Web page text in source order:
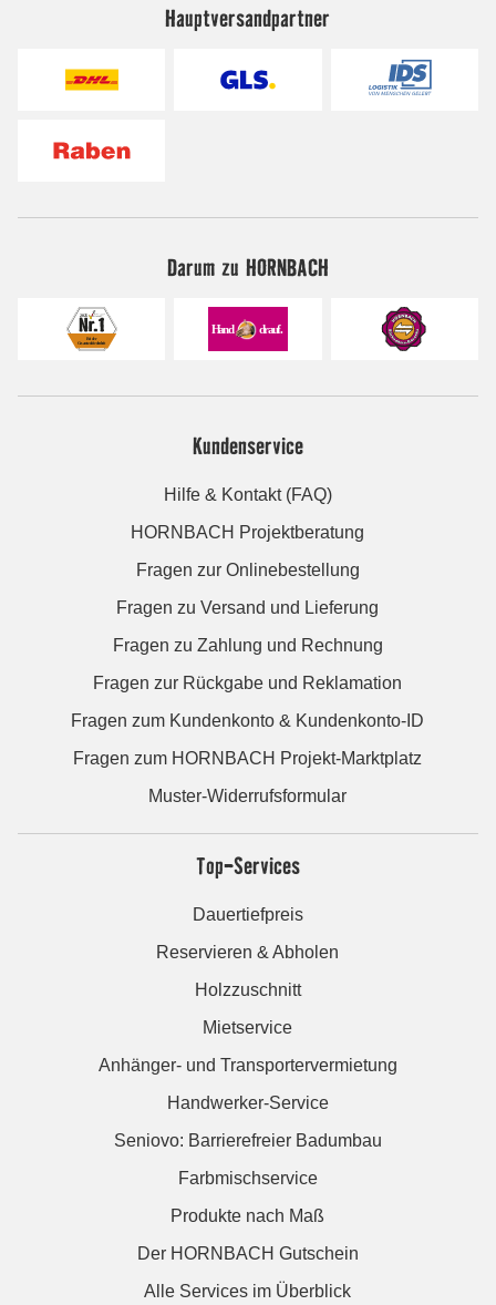
Hauptversandpartner
Darum zu HORNBACH
Kundenservice
Hilfe & Kontakt (FAQ)
HORNBACH Projektberatung
Fragen zur Onlinebestellung
Fragen zu Versand und Lieferung
Fragen zu Zahlung und Rechnung
Fragen zur Rückgabe und Reklamation
Fragen zum Kundenkonto & Kundenkonto-ID
Fragen zum HORNBACH Projekt-Marktplatz
Muster-Widerrufsformular
Top-Services
Dauertiefpreis
Reservieren & Abholen
Holzzuschnitt
Mietservice
Anhänger- und Transportervermietung
Handwerker-Service
Seniovo: Barrierefreier Badumbau
Farbmischservice
Produkte nach Maß
Der HORNBACH Gutschein
Alle Services im Überblick